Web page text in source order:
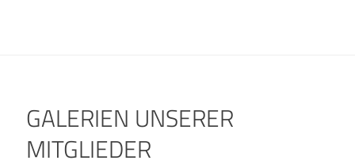
GALERIEN UNSERER
MITGLIEDER